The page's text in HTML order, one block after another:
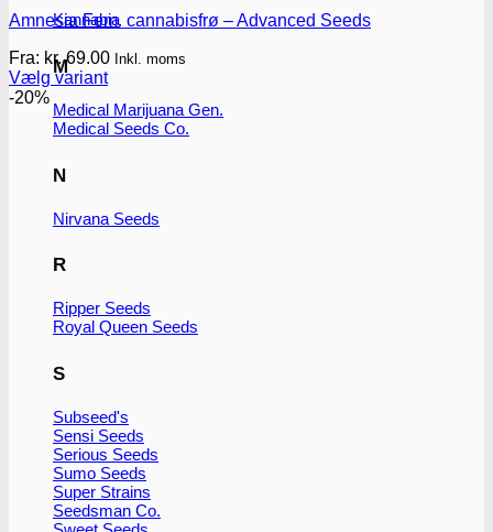
Kannabia
M
Medical Marijuana Gen.
Medical Seeds Co.
N
Nirvana Seeds
R
Ripper Seeds
Royal Queen Seeds
S
Subseed's
Sensi Seeds
Serious Seeds
Sumo Seeds
Super Strains
Seedsman Co.
Amnesia Fem. cannabisfrø – Advanced Seeds
Fra: kr.69.00 Inkl. moms
Vælg variant
Dette
varianter.
varesiden
-20%